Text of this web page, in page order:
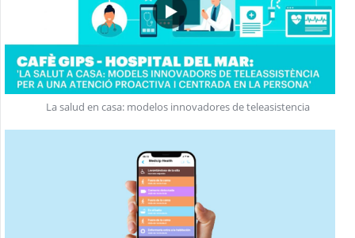
La salud en casa: modelos innovadores de teleasistencia